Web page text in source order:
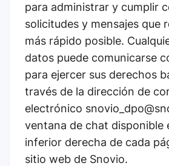
para administrar y cumplir
solicitudes y mensajes que
más rápido posible.
datos puede comunicarse
para ejercer sus derechos
través de la dirección de
electrónico
ventana de chat disponible
inferior derecha de cada
sitio web de Snovio.